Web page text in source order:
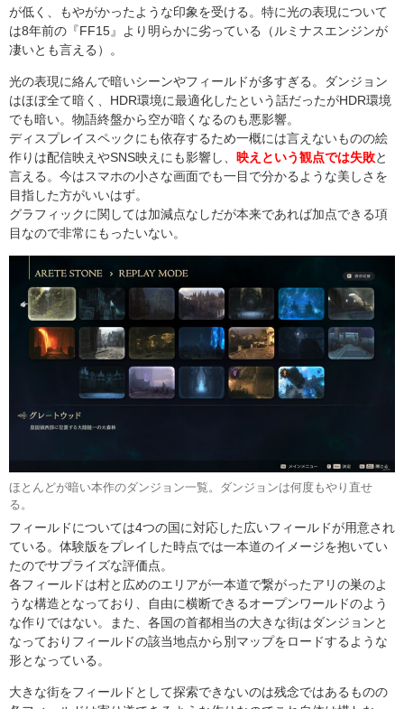
が低く、もやがかったような印象を受ける。特に光の表現について
は8年前の『FF15』より明らかに劣っている（ルミナスエンジンが
凄いとも言える）。
光の表現に絡んで暗いシーンやフィールドが多すぎる。ダンジョン
はほぼ全て暗く、HDR環境に最適化したという話だったがHDR環境
でも暗い。物語終盤から空が暗くなるのも悪影響。
ディスプレイスペックにも依存するため一概には言えないものの絵
作りは配信映えやSNS映えにも影響し、 映えという観点では失敗 と
言える。今はスマホの小さな画面でも一目で分かるような美しさを
目指した方がいいはず。
グラフィックに関しては加減点なしだが本来であれば加点できる項
目なので非常にもったいない。
ほとんどが暗い本作のダンジョン一覧。ダンジョンは何度もやり直せ
る。
フィールドについては4つの国に対応した広いフィールドが用意され
ている。体験版をプレイした時点では一本道のイメージを抱いてい
たのでサプライズな評価点。
各フィールドは村と広めのエリアが一本道で繋がったアリの巣のよ
うな構造となっており、自由に横断できるオープンワールドのよう
な作りではない。また、各国の首都相当の大きな街はダンジョンと
なっておりフィールドの該当地点から別マップをロードするような
形となっている。
大きな街をフィールドとして探索できないのは残念ではあるものの